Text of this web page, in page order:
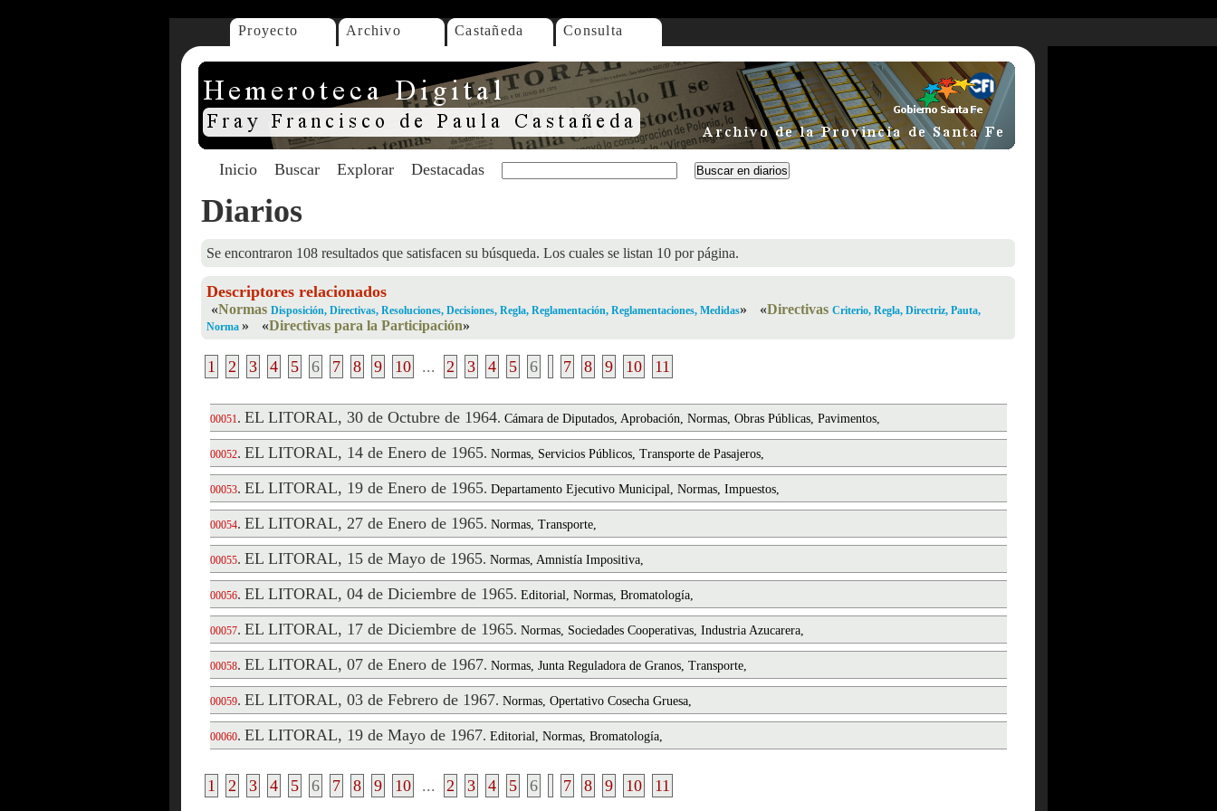
Proyecto Archivo Castañeda Consulta
Inicio Buscar Explorar Destacadas
Diarios
Se encontraron 108 resultados que satisfacen su búsqueda. Los cuales se listan 10 por página.
Descriptores relacionados
«Normas Disposición, Directivas, Resoluciones, Decisiones, Regla, Reglamentación, Reglamentaciones, Medidas» «Directivas Criterio, Regla, Directriz, Pauta,
Norma » «Directivas para la Participación»
1 2 3 4 5 6 7 8 9 10 ... 2 3 4 5 6 7 8 9 10 11
00051. EL LITORAL, 30 de Octubre de 1964. Cámara de Diputados, Aprobación, Normas, Obras Públicas, Pavimentos,
00052. EL LITORAL, 14 de Enero de 1965. Normas, Servicios Públicos, Transporte de Pasajeros,
00053. EL LITORAL, 19 de Enero de 1965. Departamento Ejecutivo Municipal, Normas, Impuestos,
00054. EL LITORAL, 27 de Enero de 1965. Normas, Transporte,
00055. EL LITORAL, 15 de Mayo de 1965. Normas, Amnistía Impositiva,
00056. EL LITORAL, 04 de Diciembre de 1965. Editorial, Normas, Bromatología,
00057. EL LITORAL, 17 de Diciembre de 1965. Normas, Sociedades Cooperativas, Industria Azucarera,
00058. EL LITORAL, 07 de Enero de 1967. Normas, Junta Reguladora de Granos, Transporte,
00059. EL LITORAL, 03 de Febrero de 1967. Normas, Opertativo Cosecha Gruesa,
00060. EL LITORAL, 19 de Mayo de 1967. Editorial, Normas, Bromatología,
1 2 3 4 5 6 7 8 9 10 ... 2 3 4 5 6 7 8 9 10 11